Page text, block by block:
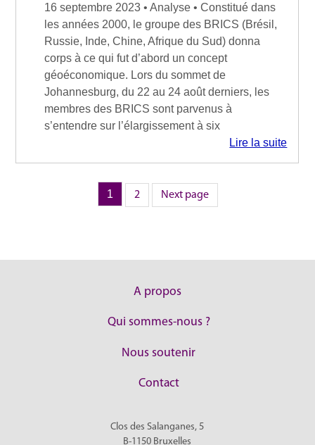
16 septembre 2023 • Analyse • Constitué dans
les années 2000, le groupe des BRICS (Brésil,
Russie, Inde, Chine, Afrique du Sud) donna
corps à ce qui fut d’abord un concept
géoéconomique. Lors du sommet de
Johannesburg, du 22 au 24 août derniers, les
membres des BRICS sont parvenus à
s’entendre sur l’élargissement à six
Lire la suite
Page
1 Page
2 Next page
A propos
Qui sommes-nous ?
Nous soutenir
Contact
Clos des Salanganes, 5
B-1150 Bruxelles